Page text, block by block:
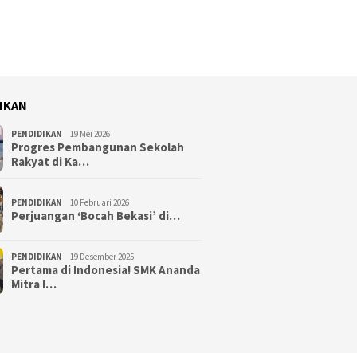
PENDIDIKAN 19 Mei 2026
Progres Pembangunan Sekolah
Rakyat di Ka…
PENDIDIKAN 10 Februari 2026
Perjuangan ‘Bocah Bekasi’ di…
PENDIDIKAN 19 Desember 2025
Pertama di Indonesia! SMK Ananda
Mitra I…